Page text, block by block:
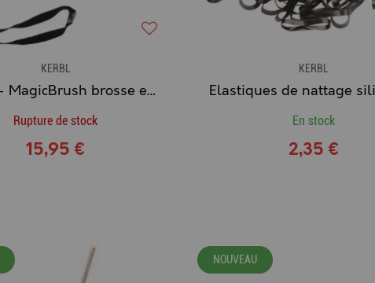
KERBL
KERBL - MagicBrush brosse en bois crinière et queue
Rupture de stock
15,95 €
KERBL
En stock
2,35 €
NOUVEAU